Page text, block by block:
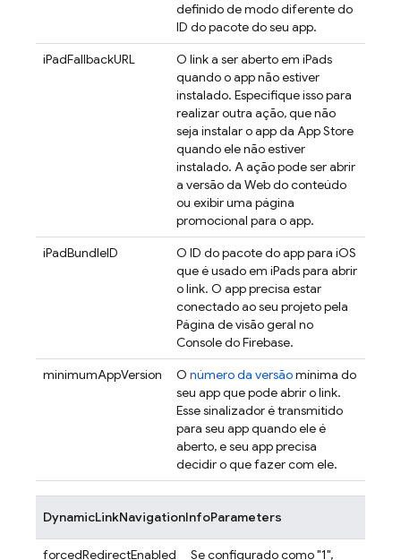
definido de modo diferente do
ID do pacote do seu app.
iPadFallbackURL
O link a ser aberto em iPads
quando o app não estiver
instalado. Especifique isso para
realizar outra ação, que não
seja instalar o app da App Store
quando ele não estiver
instalado. A ação pode ser abrir
a versão da Web do conteúdo
ou exibir uma página
promocional para o app.
iPadBundleID
O ID do pacote do app para iOS
que é usado em iPads para abrir
o link. O app precisa estar
conectado ao seu projeto pela
Página de visão geral no
Console doFirebase.
minimumAppVersion
O número da versãomínima do
seu app que pode abrir o link.
Esse sinalizador é transmitido
para seu app quando ele é
aberto, e seu app precisa
decidir o que fazer com ele.
DynamicLinkNavigationInfoParameters
forcedRedirectEnabled Se configurado como "1",